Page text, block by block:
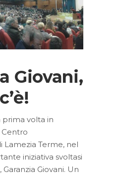
Giovani,
volta in
Centro
Lamezia Terme, nel
iniziativa svoltasi
Giovani. Un